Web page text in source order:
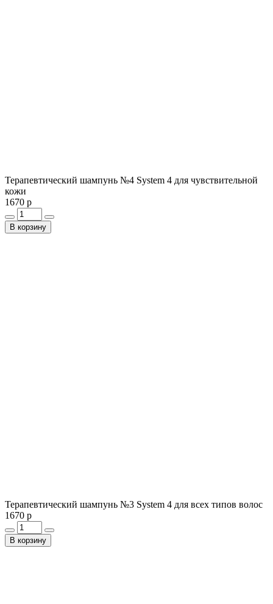
Терапевтический шампунь №4 System 4 для чувствительной
кожи
1670 р
В корзину
Терапевтический шампунь №3 System 4 для всех типов волос
1670 р
В корзину